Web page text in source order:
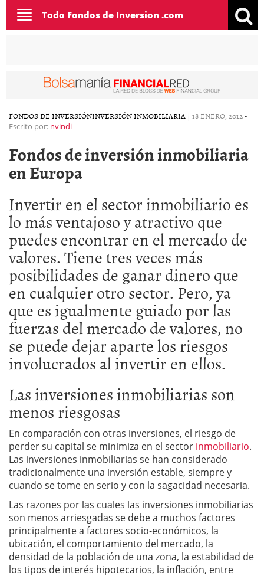
Toggle
navigation
Todo Fondos de Inversion .com
FONDOS DE INVERSIÓNINVERSIÓN INMOBILIARIA | 18 ENERO, 2012-
Escrito por: nvindi
Fondos de inversión inmobiliaria
en Europa
Invertir en el sector inmobiliario es
lo más ventajoso y atractivo que
puedes encontrar en el mercado de
valores. Tiene tres veces más
posibilidades de ganar dinero que
en cualquier otro sector. Pero, ya
que es igualmente guiado por las
fuerzas del mercado de valores, no
se puede dejar aparte los riesgos
involucrados al invertir en ellos.
Las inversiones inmobiliarias son
menos riesgosas
En comparación con otras inversiones, el riesgo de
perder su capital se minimiza en el sector inmobiliario.
Las inversiones inmobiliarias se han considerado
tradicionalmente una inversión estable, siempre y
cuando se tome en serio y con la sagacidad necesaria.
Las razones por las cuales las inversiones inmobiliarias
son menos arriesgadas se debe a muchos factores
principalmente a factores socio-económicos, la
ubicación, el comportamiento del mercado, la
densidad de la población de una zona, la estabilidad de
los tipos de interés hipotecarios, la inflación, entre